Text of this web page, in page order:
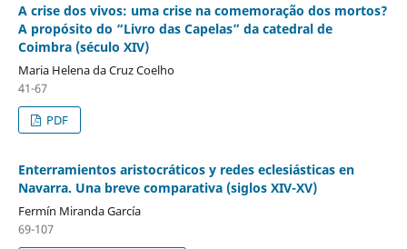
A crise dos vivos: uma crise na comemoração dos mortos?
A propósito do “Livro das Capelas” da catedral de
Coimbra (século XIV)
Maria Helena da Cruz Coelho
41-67
PDF
Enterramientos aristocráticos y redes eclesiásticas en
Navarra. Una breve comparativa (siglos XIV-XV)
Fermín Miranda García
69-107